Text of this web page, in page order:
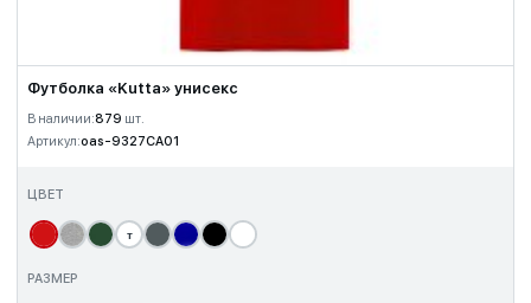
Футболка «Kutta» унисекс
В наличии:879 шт.
Артикул:oas-9327CA01
ЦВЕТ
т
РАЗМЕР